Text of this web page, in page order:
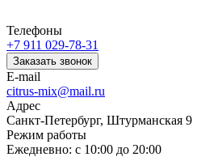
Телефоны
+7 911 029-78-31
Заказать звонок
E-mail
citrus-mix@mail.ru
Адрес
Санкт-Петербург, Штурманская 9
Режим работы
Ежедневно: с 10:00 до 20:00